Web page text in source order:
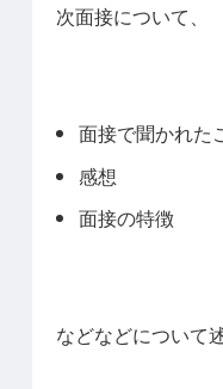
次面接について、
面接で聞かれた
感想
面接の特徴
などなどについて